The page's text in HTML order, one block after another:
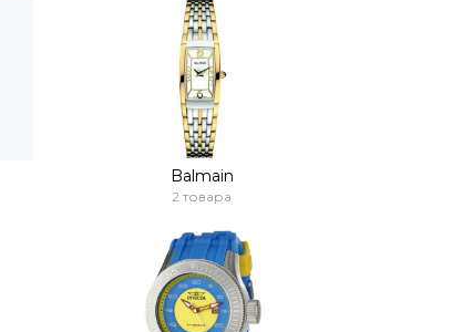
Balmain
2 товара